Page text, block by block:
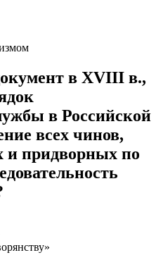
в XVIII в.,
в Российской
всех чинов,
и придворных по